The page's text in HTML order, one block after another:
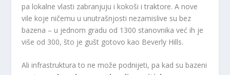
pa lokalne vlasti zabranjuju i kokoši i traktore. A nove
vile koje ničemu u unutrašnjosti nezamislive su bez
bazena – u jednom gradu od 1300 stanovnika već ih je
više od 300, što je gušt gotovo kao Beverly Hills.
Ali infrastruktura to ne može podnijeti, pa kad su bazeni